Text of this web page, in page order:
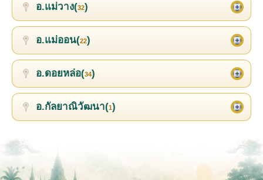
อ.แม่วาง(32)
อ.แม่ออน(22)
อ.ดอยหล่อ(34)
อ.กัลยาณิวัฒนา(1)